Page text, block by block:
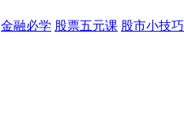
金融必学 股票五元课 股市小技巧